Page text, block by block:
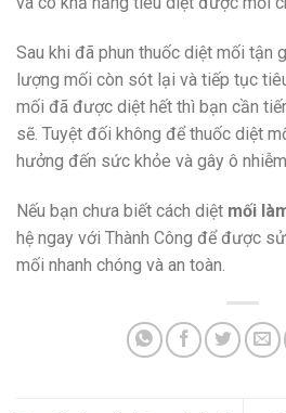
Sau khi đã phun thuốc diệt mối tận
lượng mối còn sót lại và tiếp tục
mối đã được diệt hết thì bạn cần
sẽ. Tuyệt đối không để thuốc diệt
hưởng đến sức khỏe và gây ô
Nếu bạn chưa biết cách diệt mối
hệ ngay với Thành Công để được
mối nhanh chóng và an toàn.